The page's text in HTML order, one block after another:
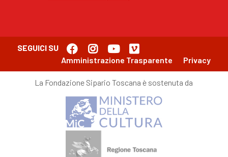
SEGUICI SU
Amministrazione Trasparente
Privacy
La Fondazione Sipario Toscana è sostenuta da